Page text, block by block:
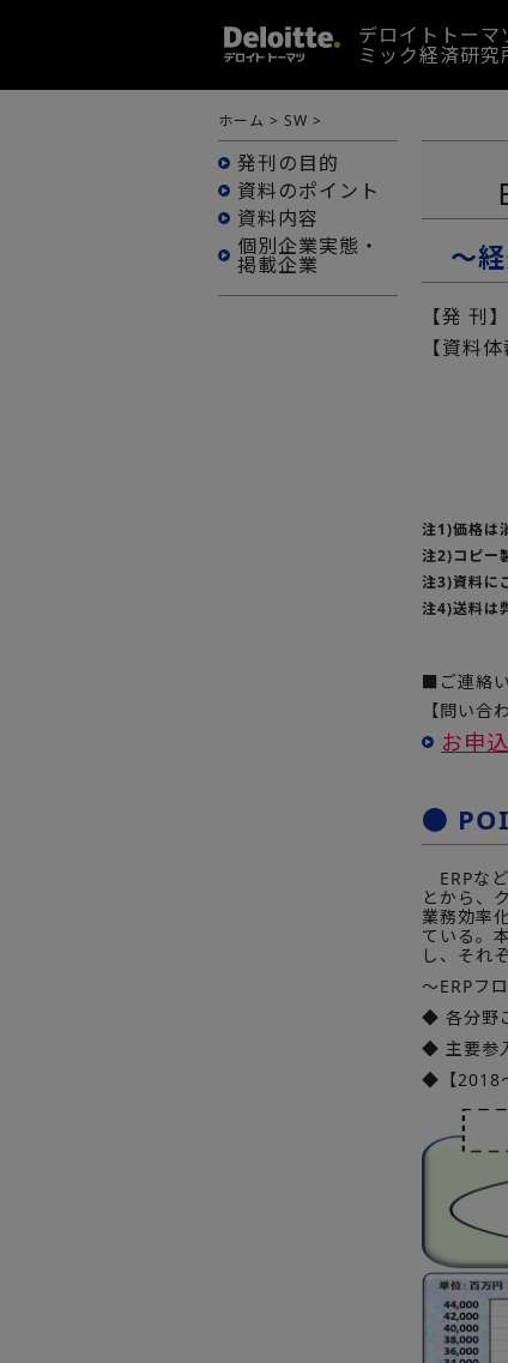
デロイトトーマ
ミック経済研究
ホーム > SW >
発刊の目的
資料のポイント
資料内容
個別企業実態・
掲載企業 ～
【発 刊】
【資料
注1)価格は
注2)コピー
注3)資料に
注4)送料は
■ご連絡
【問い
お申
●
ERPな
とから、
業務効率
ている。
し、それ
～ERPフ
◆ 各分野
◆ 主要参
◆【2018